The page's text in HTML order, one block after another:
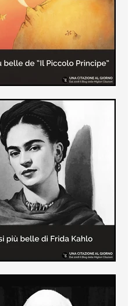
30 anni (...)
più belle de "Il piccolo
di Antoine de Saint-
delle frasi più belle del
Principe che trasmettono il
più significativo: le cose
della vita (...)
pagina sono raccolte le